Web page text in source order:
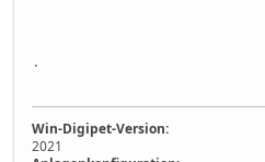
.
Win-Digipet-Version:
2021